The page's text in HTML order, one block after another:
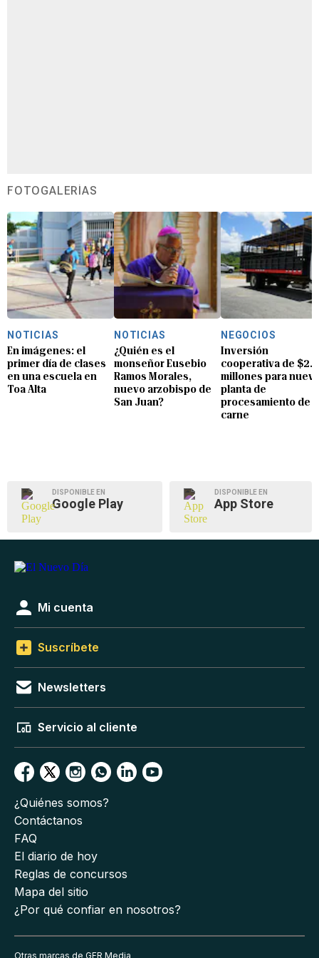
FOTOGALERÍAS
NOTICIAS
En imágenes: el
primer día de clases
en una escuela en
Toa Alta
NOTICIAS
¿Quién es el
monseñor Eusebio
Ramos Morales,
nuevo arzobispo de
San Juan?
NEGOCIOS
Inversión
cooperativa de $2.8
millones para nueva
planta de
procesamiento de
carne
DISPONIBLE EN
Google Play
DISPONIBLE EN
App Store
Mi cuenta
Suscríbete
Newsletters
Servicio al cliente
¿Quiénes somos?
Contáctanos
FAQ
El diario de hoy
Reglas de concursos
Mapa del sitio
¿Por qué confiar en nosotros?
Otras marcas de GFR Media